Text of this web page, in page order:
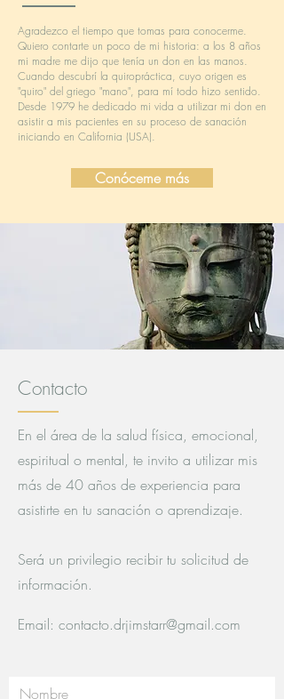
Agradezco el tiempo que tomas para conocerme.
Quiero contarte un poco de mi historia: a los 8 años
mi madre me dijo que tenía un don en las manos.
Cuando descubrí la quiropráctica, cuyo origen es
"quiro" del griego "mano", para mí todo hizo sentido.
Desde 1979 he dedicado mi vida a utilizar mi don en
asistir a mis pacientes en su proceso de sanación
iniciando en California (USA).
Conóceme más
Contacto
En el área de la salud física, emocional,
espiritual o mental, te invito a utilizar mis
más de 40 años de experiencia para
asistirte en tu sanación o aprendizaje.
Será un privilegio recibir tu solicitud de
información.
Email: contacto.drjimstarr@gmail.com